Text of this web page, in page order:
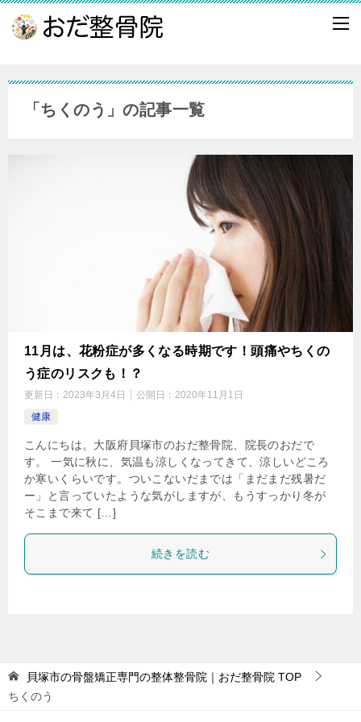
「ちくのう」の記事一覧
11月は、花粉症が多くなる時期です！頭痛やちくの
う症のリスクも！？
更新日： 2023年3月4日 公開日： 2020年11月1日
健康
こんにちは。大阪府貝塚市のおだ整骨院、院長のおだで
す。 一気に秋に、気温も涼しくなってきて、涼しいどころ
か寒いくらいです。ついこないだまでは「まだまだ残暑だ
ー」と言っていたような気がしますが、もうすっかり冬が
そこまで来て […]
続きを読む
貝塚市の骨盤矯正専門の整体整骨院｜おだ整骨院 TOP
ちくのう